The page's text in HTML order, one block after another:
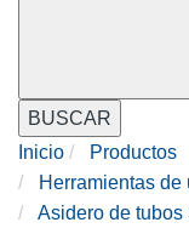
BUSCAR
Inicio
Productos
Herramientas
Asidero de